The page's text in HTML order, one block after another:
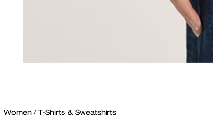
Women / T-Shirts & Sweatshirts